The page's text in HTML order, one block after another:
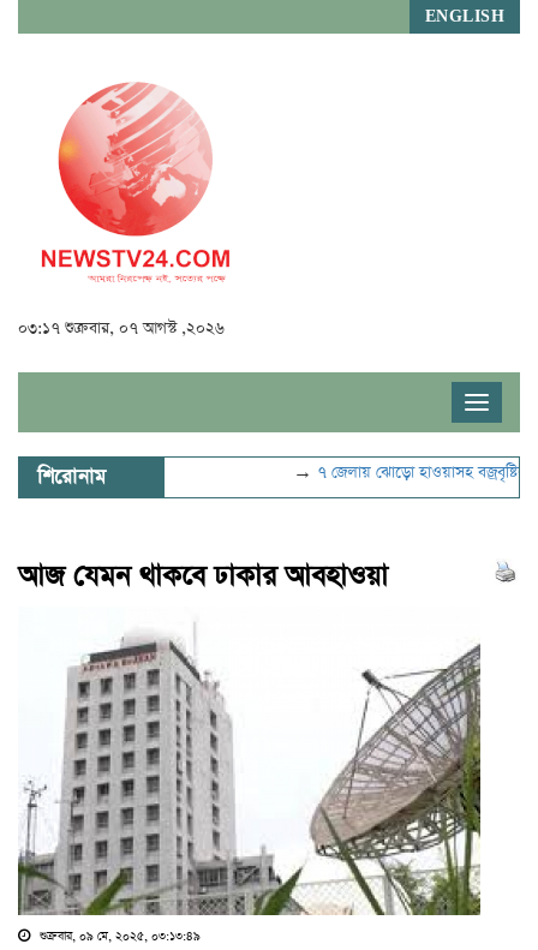
ENGLISH
০৩:১৭ শুক্রবার, ০৭ আগস্ট ,২০২৬
Toggle
শিরোনাম →৭ জেলায় ঝোড়ো হাওয়াসহ বজ্রবৃষ্টির শঙ্কা
আজ যেমন থাকবে ঢাকার আবহাওয়া
শুক্রবার, ০৯ মে, ২০২৫, ০৩:১৩:৪৯